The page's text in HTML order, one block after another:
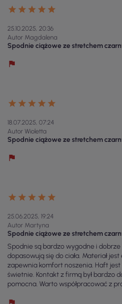
25.10.2025, 20:36
Autor Magdalena
Spodnie ciążowe ze stretchem
18.07.2025, 07:24
Autor Wioletta
Spodnie ciążowe ze stretchem
25.06.2025, 19:24
Autor Martyna
Spodnie ciążowe ze stretchem
Spodnie są bardzo wygodne i
dopasowują się do ciała. Materiał
zapewnia komfort noszenia. Haft
świetnie. Kontakt z firmą był bardzo
pomocna. Warto współpracować z